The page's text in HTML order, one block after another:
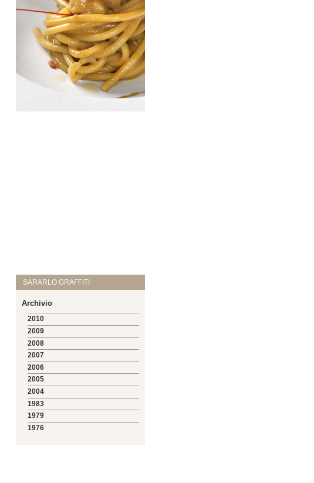
SARARLO GRAFFITI
Archivio
2010
2009
2008
2007
2006
2005
2004
1983
1979
1976